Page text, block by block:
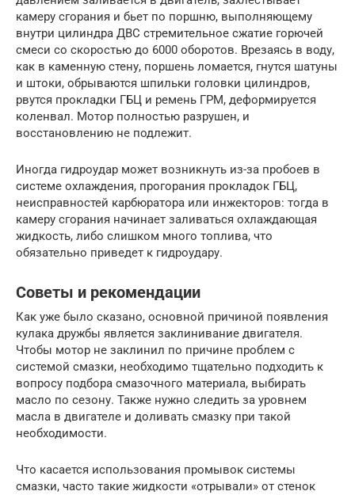
камеру сгорания и бьет по поршню, выполняющему
внутри цилиндра ДВС стремительное сжатие горючей
смеси со скоростью до 6000 оборотов. Врезаясь в воду,
как в каменную стену, поршень ломается, гнутся шатуны
и штоки, обрываются шпильки головки цилиндров,
рвутся прокладки ГБЦ и ремень ГРМ, деформируется
коленвал. Мотор полностью разрушен, и
восстановлению не подлежит.
Иногда гидроудар может возникнуть из-за пробоев в
системе охлаждения, прогорания прокладок ГБЦ,
неисправностей карбюратора или инжекторов: тогда в
камеру сгорания начинает заливаться охлаждающая
жидкость, либо слишком много топлива, что
обязательно приведет к гидроудару.
Советы и рекомендации
Как уже было сказано, основной причиной появления
кулака дружбы является заклинивание двигателя.
Чтобы мотор не заклинил по причине проблем с
системой смазки, необходимо тщательно подходить к
вопросу подбора смазочного материала, выбирать
масло по сезону. Также нужно следить за уровнем
масла в двигателе и доливать смазку при такой
необходимости.
Что касается использования промывок системы
смазки, часто такие жидкости «отрывали» от стенок